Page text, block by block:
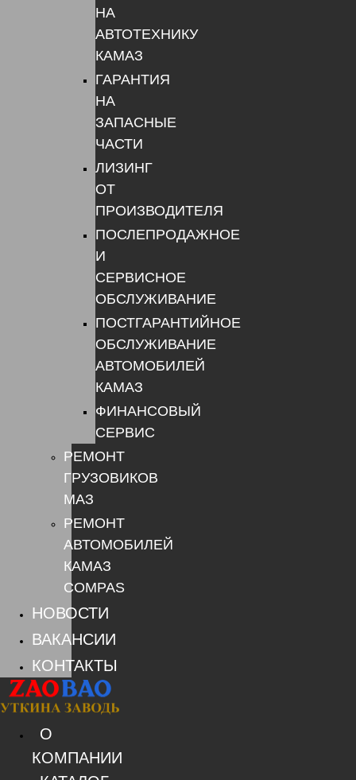
НА
АВТОТЕХНИКУ
КАМАЗ
ГАРАНТИЯ
НА
ЗАПАСНЫЕ
ЧАСТИ
ЛИЗИНГ
ОТ
ПРОИЗВОДИТЕЛЯ
ПОСЛЕПРОДАЖНОЕ
И
СЕРВИСНОЕ
ОБСЛУЖИВАНИЕ
ПОСТГАРАНТИЙНОЕ
ОБСЛУЖИВАНИЕ
АВТОМОБИЛЕЙ
КАМАЗ
ФИНАНСОВЫЙ
СЕРВИС
РЕМОНТ
ГРУЗОВИКОВ
МАЗ
РЕМОНТ
АВТОМОБИЛЕЙ
КАМАЗ
COMPAS
НОВОСТИ
ВАКАНСИИ
КОНТАКТЫ
О
КОМПАНИИ